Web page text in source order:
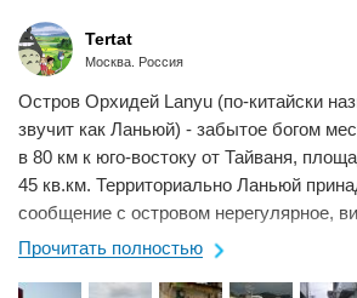
Tertat
Москва. Россия
Остров Орхидей Lanyu (по-китайски
звучит как Ланьюй) - забытое богом
в 80 км к юго-востоку от Тайваня,
45 кв.км. Территориально Ланьюй
сообщение с островом нерегулярное,
капризная и переменчивая погода....
Прочитать полностью